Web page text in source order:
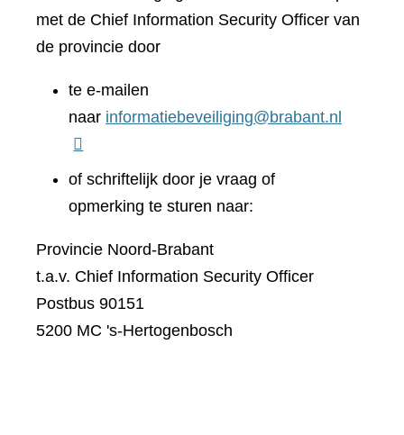
met de Chief Information Security Officer van
de provincie door
te e-mailen
naar informatiebeveiliging@brabant.nl
of schriftelijk door je vraag of
opmerking te sturen naar:
Provincie Noord-Brabant
t.a.v. Chief Information Security Officer
Postbus 90151
5200 MC 's-Hertogenbosch